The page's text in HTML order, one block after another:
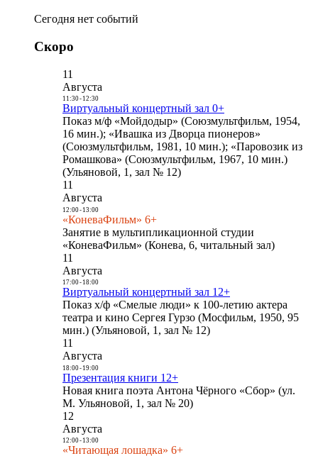
Сегодня нет событий
Скоро
11
Августа
11:30- 12:30
Виртуальный концертный зал 0+
Показ м/ф «Мойдодыр» (Союзмультфильм, 1954,
16 мин.); «Ивашка из Дворца пионеров»
(Союзмультфильм, 1981, 10 мин.); «Паровозик из
Ромашкова» (Союзмультфильм, 1967, 10 мин.)
(Ульяновой, 1, зал № 12)
11
Августа
12:00- 13:00
«КоневаФильм» 6+
Занятие в мультипликационной студии
«КоневаФильм» (Конева, 6, читальный зал)
11
Августа
17:00- 18:00
Виртуальный концертный зал 12+
Показ х/ф «Смелые люди» к 100-летию актера
театра и кино Сергея Гурзо (Мосфильм, 1950, 95
мин.) (Ульяновой, 1, зал № 12)
11
Августа
18:00- 19:00
Презентация книги 12+
Новая книга поэта Антона Чёрного «Сбор» (ул.
М. Ульяновой, 1, зал № 20)
12
Августа
12:00- 13:00
«Читающая лошадка» 6+